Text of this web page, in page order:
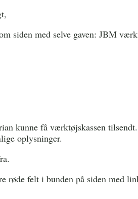
siden med selve gaven: JBM
kunne få værktøjskassen
oplysninger.
felt i bunden på siden med